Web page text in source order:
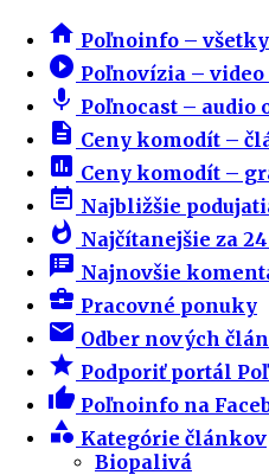
home Poľnoinfo –
play_circle_filled Poľnovízia – video
mic Poľnocast – audio
description Ceny komodít –
insert_chart Ceny komodít –
event_note Najbližšie
whatshot Najčítanejšie za
speaker_notes Najnovšie
business_center Pracovné ponuky
email Odber nových
star Podporiť portál
thumb_up Poľnoinfo na
category Kategórie článkov
Biopalivá